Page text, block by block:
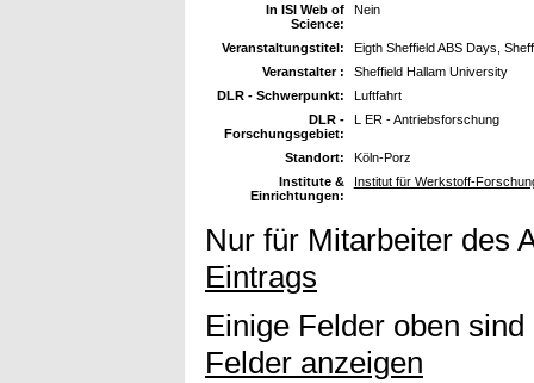
In ISI Web of
Science:
Nein
Veranstaltungstitel:
Eigth Sheffield ABS Days,
Veranstalter :
Sheffield Hallam University
DLR - Schwerpunkt:
Luftfahrt
DLR -
Forschungsgebiet:
L ER - Antriebsforschung
Standort:
Köln-Porz
Institute &
Einrichtungen:
Institut für Werkstoff-
Nur für Mitarbeiter des
Eintrags
Einige Felder oben
Felder anzeigen